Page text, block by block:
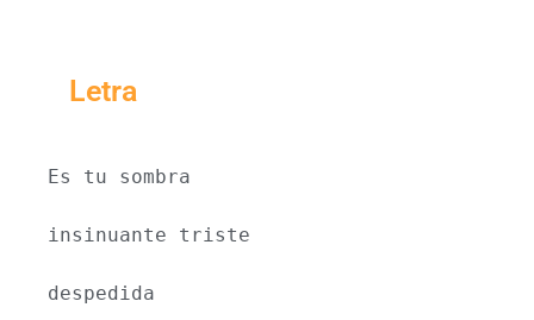
Letra
Es tu sombra
insinuante triste
despedida